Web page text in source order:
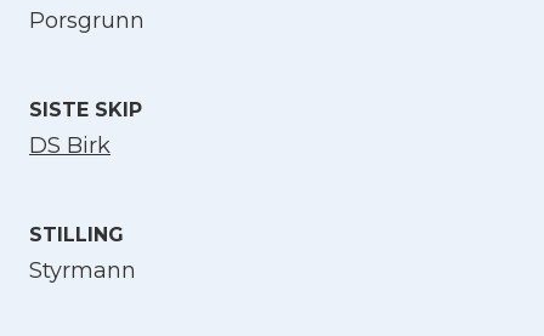
Porsgrunn
SISTE SKIP
DS Birk
STILLING
Styrmann
Norsk bokmål